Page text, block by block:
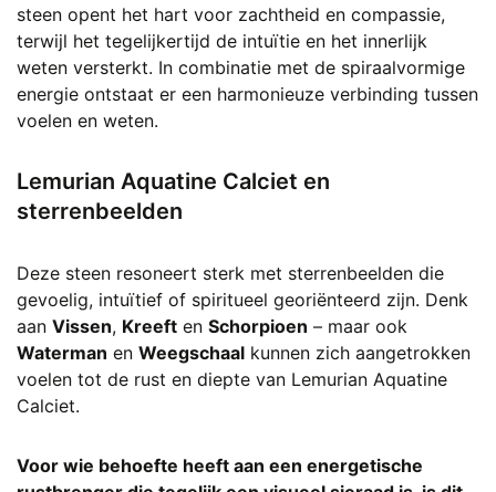
steen opent het hart voor zachtheid en compassie,
terwijl het tegelijkertijd de intuïtie en het innerlijk
weten versterkt. In combinatie met de spiraalvormige
energie ontstaat er een harmonieuze verbinding tussen
voelen en weten.
Lemurian Aquatine Calciet en
sterrenbeelden
Deze steen resoneert sterk met sterrenbeelden die
gevoelig, intuïtief of spiritueel georiënteerd zijn. Denk
aan Vissen, Kreeft en Schorpioen – maar ook
Waterman en Weegschaal kunnen zich aangetrokken
voelen tot de rust en diepte van Lemurian Aquatine
Calciet.
Voor wie behoefte heeft aan een energetische